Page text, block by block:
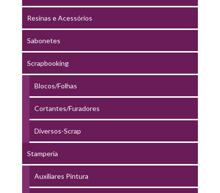
Resinas e Acessórios
Sabonetes
Scrapbooking
Blocos/Folhas
Cortantes/Furadores
Diversos-Scrap
Stamperia
Auxiliares Pintura